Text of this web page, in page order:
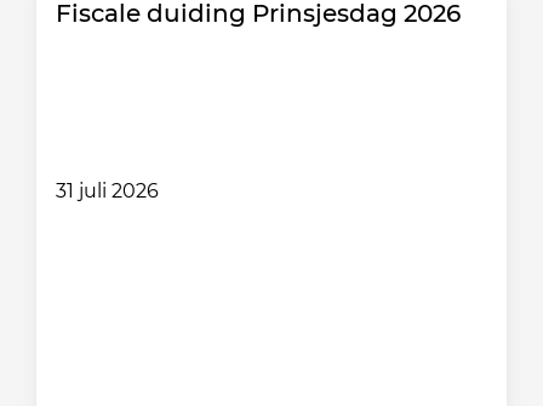
Fiscale duiding Prinsjesdag 2026
31 juli 2026